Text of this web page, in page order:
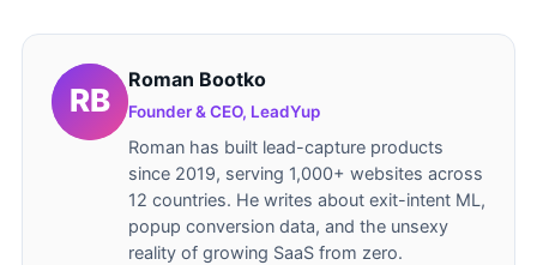
Roman Bootko
Founder & CEO, LeadYup
Roman has built lead-capture products
since 2019, serving 1,000+ websites across
12 countries. He writes about exit-intent ML,
popup conversion data, and the unsexy
reality of growing SaaS from zero.